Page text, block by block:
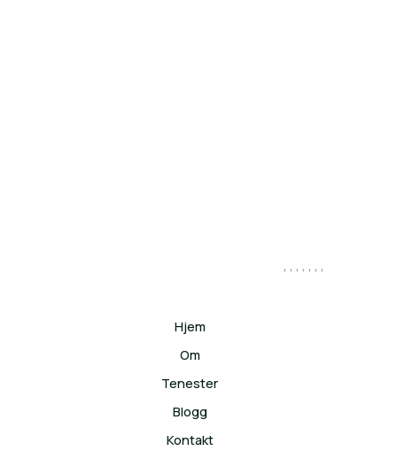
, , , , , , ,
Hjem
Om
Tenester
Blogg
Kontakt